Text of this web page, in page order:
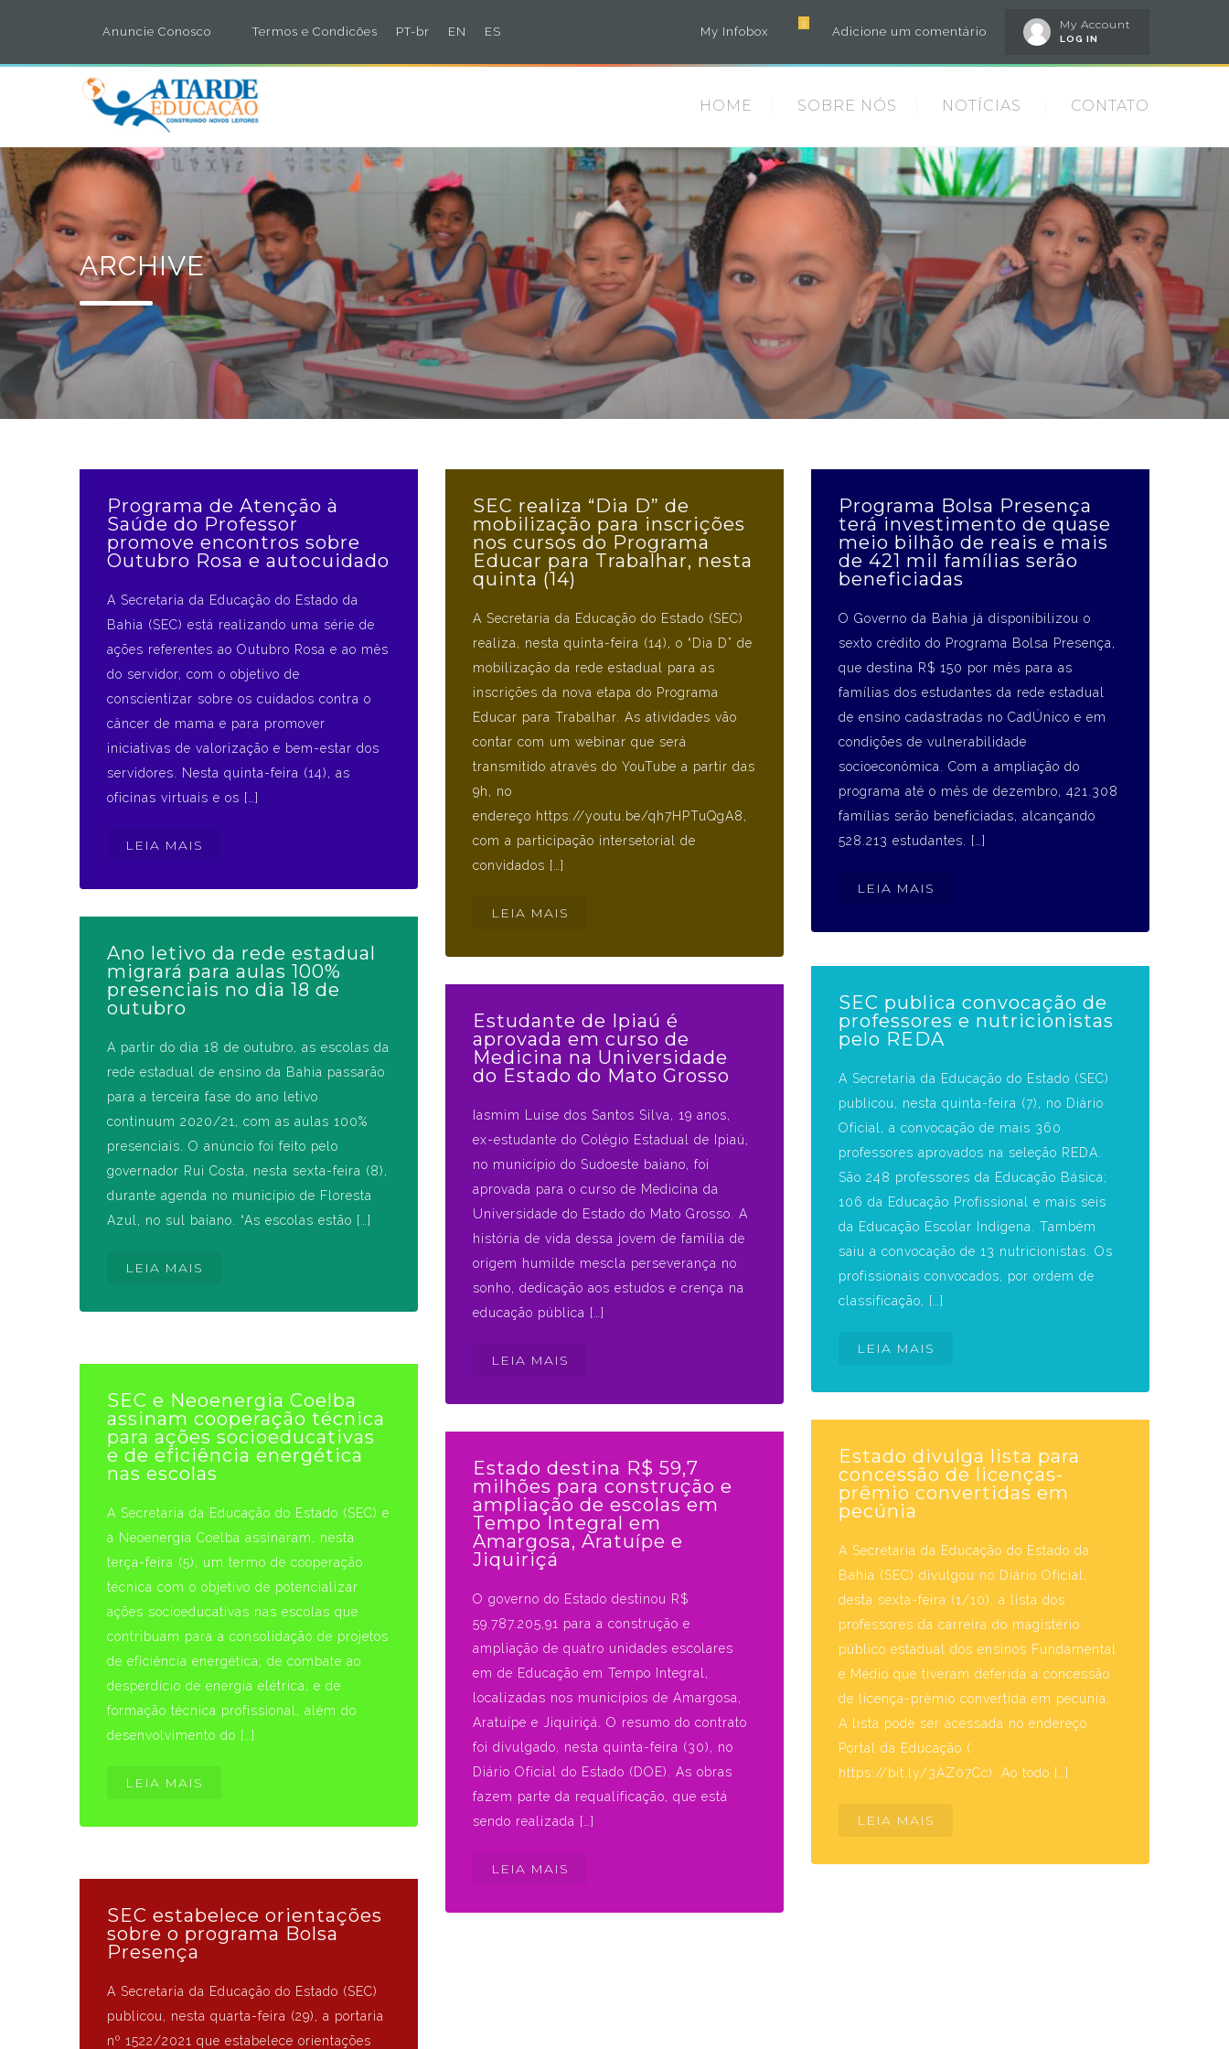
Anuncie Conosco Termos e Condicões PT-br EN ES
My Account
LOG IN
Adicione um comentário
3
My Infobox
HOME SOBRE NÓS NOTÍCIAS CONTATO
ARCHIVE
Programa de Atenção à
Saúde do Professor
promove encontros sobre
Outubro Rosa e autocuidado
A Secretaria da Educação do Estado da
Bahia (SEC) está realizando uma série de
ações referentes ao Outubro Rosa e ao mês
do servidor, com o objetivo de
conscientizar sobre os cuidados contra o
câncer de mama e para promover
iniciativas de valorização e bem-estar dos
servidores. Nesta quinta-feira (14), as
oficinas virtuais e os […]
LEIA MAIS
SEC realiza “Dia D” de
mobilização para inscrições
nos cursos do Programa
Educar para Trabalhar, nesta
quinta (14)
A Secretaria da Educação do Estado (SEC)
realiza, nesta quinta-feira (14), o “Dia D” de
mobilização da rede estadual para as
inscrições da nova etapa do Programa
Educar para Trabalhar. As atividades vão
contar com um webinar que será
transmitido através do YouTube a partir das
9h, no
endereço https://youtu.be/qh7HPTuQgA8,
com a participação intersetorial de
convidados […]
LEIA MAIS
Programa Bolsa Presença
terá investimento de quase
meio bilhão de reais e mais
de 421 mil famílias serão
beneficiadas
O Governo da Bahia já disponibilizou o
sexto crédito do Programa Bolsa Presença,
que destina R$ 150 por mês para as
famílias dos estudantes da rede estadual
de ensino cadastradas no CadÚnico e em
condições de vulnerabilidade
socioeconômica. Com a ampliação do
programa até o mês de dezembro, 421.308
famílias serão beneficiadas, alcançando
528.213 estudantes. […]
LEIA MAIS
Ano letivo da rede estadual
migrará para aulas 100%
presenciais no dia 18 de
outubro
A partir do dia 18 de outubro, as escolas da
rede estadual de ensino da Bahia passarão
para a terceira fase do ano letivo
continuum 2020/21, com as aulas 100%
presenciais. O anúncio foi feito pelo
governador Rui Costa, nesta sexta-feira (8),
durante agenda no município de Floresta
Azul, no sul baiano. “As escolas estão […]
LEIA MAIS
SEC publica convocação de
professores e nutricionistas
pelo REDA
A Secretaria da Educação do Estado (SEC)
publicou, nesta quinta-feira (7), no Diário
Oficial, a convocação de mais 360
professores aprovados na seleção REDA.
São 248 professores da Educação Básica;
106 da Educação Profissional e mais seis
da Educação Escolar Indígena. Também
saiu a convocação de 13 nutricionistas. Os
profissionais convocados, por ordem de
classificação, […]
LEIA MAIS
Estudante de Ipiaú é
aprovada em curso de
Medicina na Universidade
do Estado do Mato Grosso
Iasmim Luise dos Santos Silva, 19 anos,
ex-estudante do Colégio Estadual de Ipiaú,
no município do Sudoeste baiano, foi
aprovada para o curso de Medicina da
Universidade do Estado do Mato Grosso. A
história de vida dessa jovem de família de
origem humilde mescla perseverança no
sonho, dedicação aos estudos e crença na
educação pública […]
LEIA MAIS
SEC e Neoenergia Coelba
assinam cooperação técnica
para ações socioeducativas
e de eficiência energética
nas escolas
A Secretaria da Educação do Estado (SEC) e
a Neoenergia Coelba assinaram, nesta
terça-feira (5), um termo de cooperação
técnica com o objetivo de potencializar
ações socioeducativas nas escolas que
contribuam para a consolidação de projetos
de eficiência energética; de combate ao
desperdício de energia elétrica; e de
formação técnica profissional, além do
desenvolvimento do […]
LEIA MAIS
Estado divulga lista para
concessão de licenças-
prêmio convertidas em
pecúnia
A Secretaria da Educação do Estado da
Bahia (SEC) divulgou no Diário Oficial,
desta sexta-feira (1/10), a lista dos
professores da carreira do magistério
público estadual dos ensinos Fundamental
e Médio que tiveram deferida a concessão
de licença-prêmio convertida em pecúnia.
A lista pode ser acessada no endereço
Portal da Educação (
https://bit.ly/3AZ07Cc). Ao todo […]
LEIA MAIS
Estado destina R$ 59,7
milhões para construção e
ampliação de escolas em
Tempo Integral em
Amargosa, Aratuípe e
Jiquiriçá
O governo do Estado destinou R$
59.787.205,91 para a construção e
ampliação de quatro unidades escolares
em de Educação em Tempo Integral,
localizadas nos municípios de Amargosa,
Aratuípe e Jiquiriçá. O resumo do contrato
foi divulgado, nesta quinta-feira (30), no
Diário Oficial do Estado (DOE). As obras
fazem parte da requalificação, que está
sendo realizada […]
LEIA MAIS
SEC estabelece orientações
sobre o programa Bolsa
Presença
A Secretaria da Educação do Estado (SEC)
publicou, nesta quarta-feira (29), a portaria
nº 1522/2021 que estabelece orientações